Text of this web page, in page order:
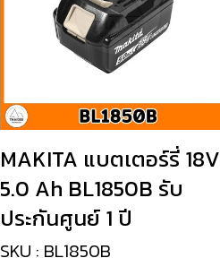
MAKITA แบตเตอร์รี่ 18V
5.0 Ah BL1850B รับ
ประกันศูนย์ 1 ปี
SKU : BL1850B